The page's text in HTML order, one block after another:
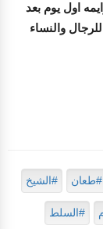
اول يوم بعد
والنساء
#طعان #الشيخ
#السلط